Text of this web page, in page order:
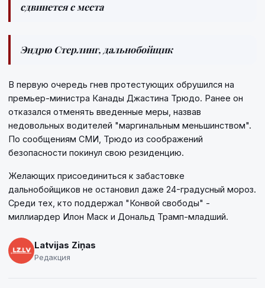
сдвинется с места
Эндрю Стерлинг, дальнобойщик
В первую очередь гнев протестующих обрушился на
премьер-министра Канады Джастина Трюдо. Ранее он
отказался отменять введенные меры, назвав
недовольных водителей "маргинальным меньшинством".
По сообщениям СМИ, Трюдо из соображений
безопасности покинул свою резиденцию.
Желающих присоединиться к забастовке
дальнобойщиков не остановил даже 24-градусный мороз.
Среди тех, кто поддержал "Конвой свободы" -
миллиардер Илон Маск и Дональд Трамп-младший.
Latvijas Ziņas
Редакция